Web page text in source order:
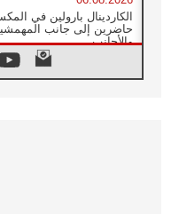
الكاردينال بارولين في
حاضرين إلى جانب
والأجانب
البابا لاوُن الرابع عشر